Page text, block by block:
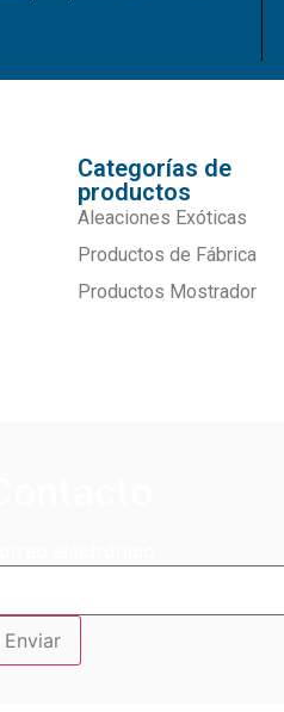
Categorías de
productos
Aleaciones Exóticas
Productos de Fábrica
Productos Mostrador